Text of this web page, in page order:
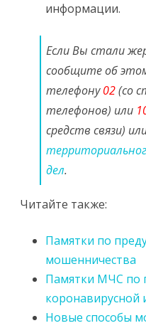
информации.
Если Вы стали
сообщите об
телефону02(со
телефонов) или
средств связи)
дел.
Читайте также:
Памятки по
мошенничества
Памятки МЧС по
коронавирусной
Новые способы